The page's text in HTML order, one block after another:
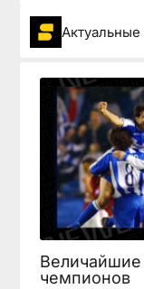
Актуальные
Величайшие
чемпионов